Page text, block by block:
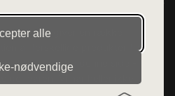
alle
der udgiver en række
af forskellige produkter fra
ikke varer fra denne side - vi
varen. Vi har heller ikke